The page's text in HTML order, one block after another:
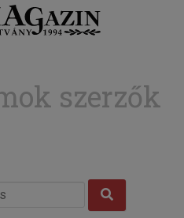
szerzők